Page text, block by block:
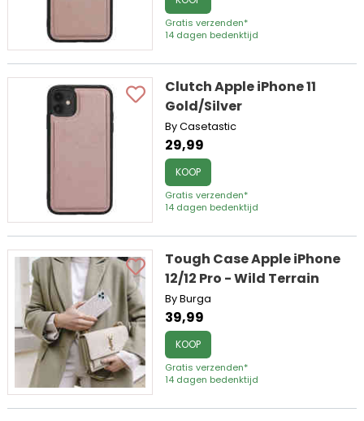
Gratis verzenden*
14 dagen bedenktijd
Clutch Apple iPhone 11
Gold/Silver
By Casetastic
29,99
KOOP
Gratis verzenden*
14 dagen bedenktijd
Tough Case Apple iPhone
12/12 Pro - Wild Terrain
By Burga
39,99
KOOP
Gratis verzenden*
14 dagen bedenktijd